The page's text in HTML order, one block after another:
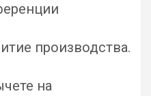
производства.
на